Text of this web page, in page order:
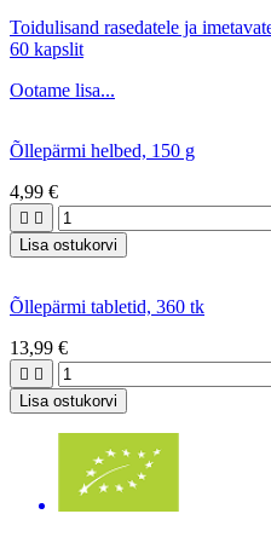
Toidulisand rasedatele ja
60 kapslit
Ootame lisa...
Õllepärmi helbed, 150 g
4,99 €
 
Lisa ostukorvi
Õllepärmi tabletid, 360 tk
13,99 €
 
Lisa ostukorvi